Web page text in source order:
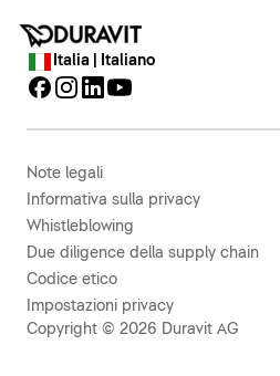
Italia | Italiano
Note legali
Informativa sulla privacy
Whistleblowing
Due diligence della supply chain
Codice etico
Impostazioni privacy
Copyright © 2026 Duravit AG